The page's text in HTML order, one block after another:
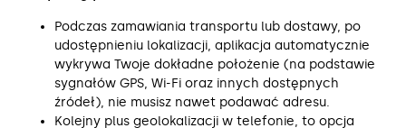
Podczas zamawiania transportu lub dostawy, po
udostępnieniu lokalizacji, aplikacja automatycznie
wykrywa Twoje dokładne położenie (na podstawie
sygnałów GPS, Wi-Fi oraz innych dostępnych
źródeł), nie musisz nawet podawać adresu.
Kolejny plus geolokalizacji w telefonie, to opcja